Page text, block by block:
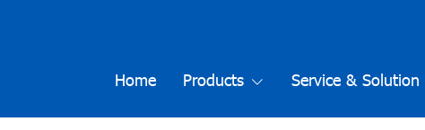
Home Products Service & Solution